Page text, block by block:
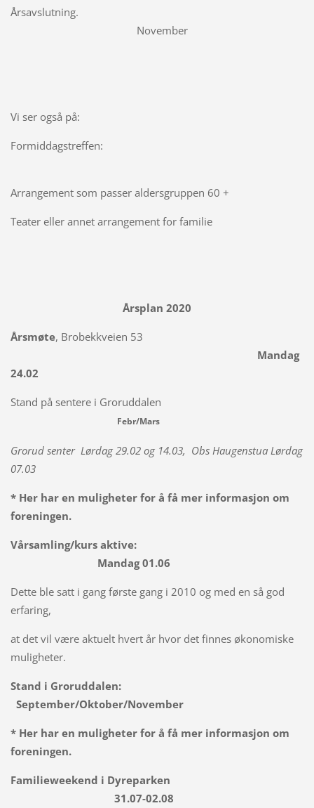
Årsavslutning.
November
Vi ser også på:
Formiddagstreffen:
Arrangement som passer aldersgruppen 60 +
Teater eller annet arrangement for familie
Årsplan 2020
Årsmøte, Brobekkveien 53
Mandag
24.02
Stand på sentere i Groruddalen
Febr/Mars
Grorud senter Lørdag 29.02 og 14.03, Obs Haugenstua Lørdag
07.03
* Her har en muligheter for å få mer informasjon om
foreningen.
Vårsamling/kurs aktive:
Mandag 01.06
Dette ble satt i gang første gang i 2010 og med en så god
erfaring,
at det vil være aktuelt hvert år hvor det finnes økonomiske
muligheter.
Stand i Groruddalen:
September/Oktober/November
* Her har en muligheter for å få mer informasjon om
foreningen.
Familieweekend i Dyreparken
31.07-02.08